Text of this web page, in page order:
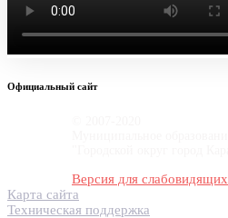
Официальный сайт
Версия для слабовидящих
Карта сайта
Техническая поддержка